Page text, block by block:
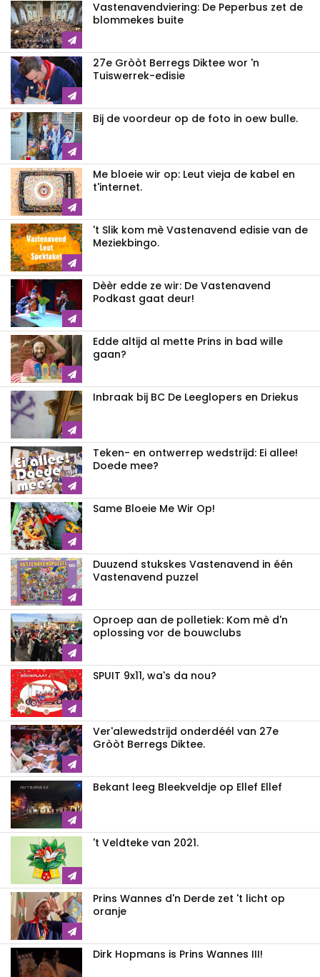
Vastenavendviering: De Peperbus zet de
blommekes buite
27e Gròòt Berregs Diktee wor 'n
Tuiswerrek-edisie
Bij de voordeur op de foto in oew bulle.
Me bloeie wir op: Leut vieja de kabel en
t'internet.
't Slik kom mè Vastenavend edisie van de
Meziekbingo.
Dèèr edde ze wir: De Vastenavend
Podkast gaat deur!
Edde altijd al mette Prins in bad wille
gaan?
Inbraak bij BC De Leeglopers en Driekus
Teken- en ontwerrep wedstrijd: Ei allee!
Doede mee?
Same Bloeie Me Wir Op!
Duuzend stukskes Vastenavend in één
Vastenavend puzzel
Oproep aan de polletiek: Kom mè d'n
oplossing vor de bouwclubs
SPUIT 9x11, wa's da nou?
Ver'alewedstrijd onderdéél van 27e
Gròòt Berregs Diktee.
Bekant leeg Bleekveldje op Ellef Ellef
't Veldteke van 2021.
Prins Wannes d'n Derde zet 't licht op
oranje
Dirk Hopmans is Prins Wannes III!